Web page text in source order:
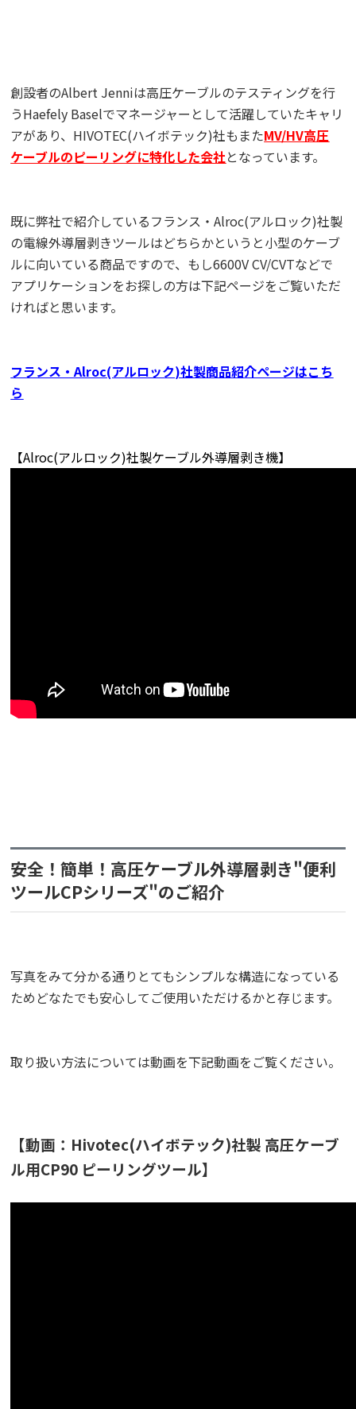
創設者のAlbert Jenniは高圧ケーブルのテスティングを行
うHaefely Baselでマネージャーとして活躍していたキャリ
アがあり、HIVOTEC(ハイボテック)社もまたMV/HV高圧
ケーブルのピーリングに特化した会社となっています。
既に弊社で紹介しているフランス・Alroc(アルロック)社製
の電線外導層剥きツールはどちらかというと小型のケーブ
ルに向いている商品ですので、もし6600V CV/CVTなどで
アプリケーションをお探しの方は下記ページをご覧いただ
ければと思います。
フランス・Alroc(アルロック)社製商品紹介ページはこち
ら
【Alroc(アルロック)社製ケーブル外導層剥き機】
安全！簡単！高圧ケーブル外導層剥き"便利
ツールCPシリーズ"のご紹介
写真をみて分かる通りとてもシンプルな構造になっている
ためどなたでも安心してご使用いただけるかと存じます。
取り扱い方法については動画を下記動画をご覧ください。
【動画：Hivotec(ハイボテック)社製 高圧ケーブ
ル用CP90 ピーリングツール】